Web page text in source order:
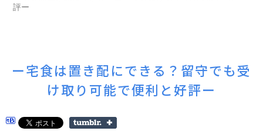
評ー
ー宅食は置き配にできる？留守でも受
け取り可能で便利と好評ー